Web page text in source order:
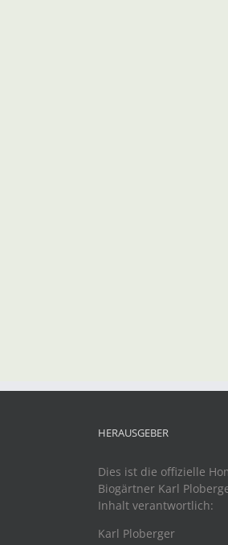
HERAUSGEBER
Dies ist die offizielle
Biogärtner Karl
Inhalt verantwortlich:
Karl Ploberger